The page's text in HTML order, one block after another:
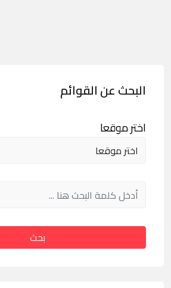
البحث عن القوائم
اختر موقعا
بحث